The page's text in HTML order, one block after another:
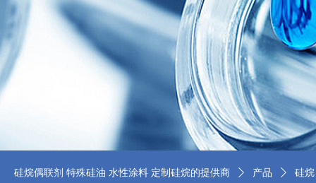
硅烷偶联剂 特殊硅油 水性涂料 定制硅烷的提供商 ꄲ 产品 ꄲ 硅烷